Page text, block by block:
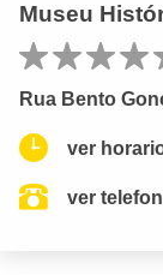
Museu
Rua Bento
ver
ver